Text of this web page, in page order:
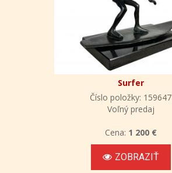
Surfer
Číslo položky: 159647
Voľný predaj
Cena: 1 200 €
ZOBRAZIŤ